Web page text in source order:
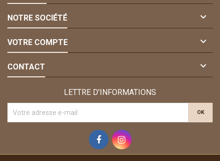
NOTRE SOCIÉTÉ 
VOTRE COMPTE 
CONTACT 
LETTRE D'INFORMATIONS